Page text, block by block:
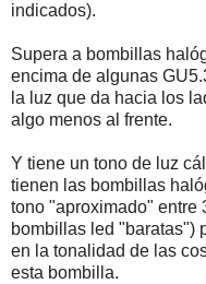
indicados).
Supera a bombillas
encima de algunas
la luz que da hacia los
algo menos al frente.
Y tiene un tono de luz
tienen las bombillas
tono "aproximado" entre
bombillas led "baratas")
en la tonalidad de las
esta bombilla.